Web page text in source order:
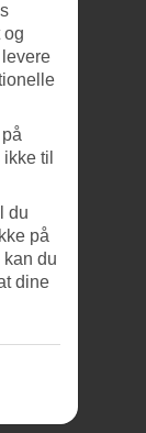
og
til
du
på
du
dine